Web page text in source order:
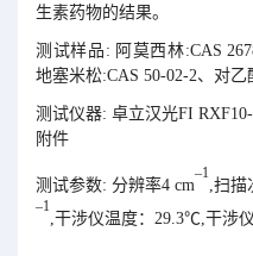
生素药物的结果。
测试样品: 阿莫西林:CAS
地塞米松:CAS 50-02-2、对乙
测试仪器: 卓立汉光FI
附件
测试参数: 分辨率4 cm
–1
,扫描
–1
,干涉仪温度：29.3℃,干涉仪